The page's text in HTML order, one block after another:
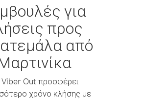
για
προς
από
Out προσφέρει
χρόνο κλήσης με